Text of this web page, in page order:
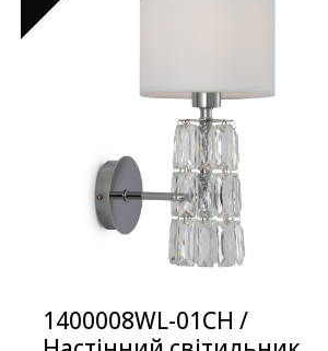
1400008WL-01CH /